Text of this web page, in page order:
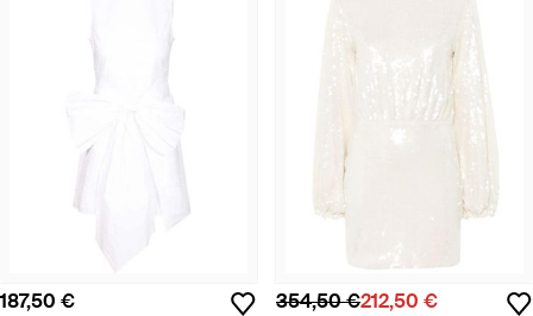
187,50 € 354,50 €212,50 €